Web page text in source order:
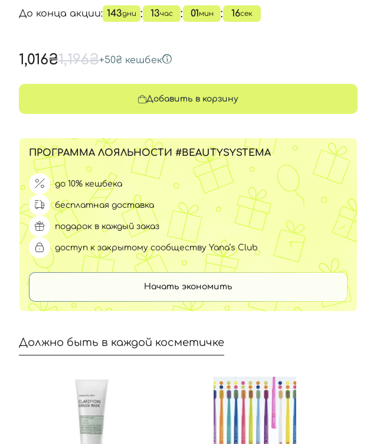
До конца акции: 143дни : 13час : 01мин : 15сек
1,016₴1,196₴+50₴ кешбек
Добавить в корзину
ПРОГРАММА ЛОЯЛЬНОСТИ #BEAUTYSYSTEMA
до 10% кешбека
бесплатная доставка
подарок в каждый заказ
доступ к закрытому сообществу Yana’s Club
Начать экономить
Должно быть в каждой косметичке